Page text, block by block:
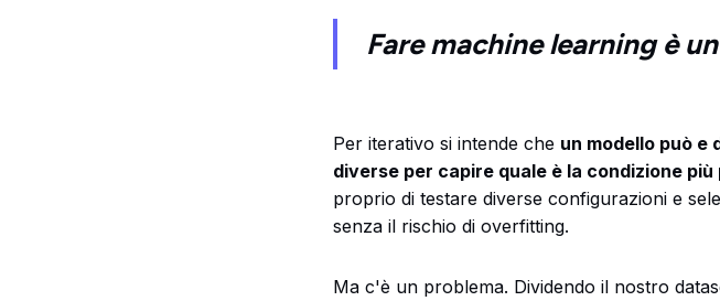
Fare machine learning è
Per iterativo si intende che un modello può
diverse per capire quale è la condizione
proprio di testare diverse configurazioni e
senza il rischio di overfitting.
Ma c'è un problema. Dividendo il nostro